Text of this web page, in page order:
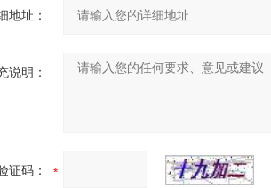
地址：
说明：
证码：